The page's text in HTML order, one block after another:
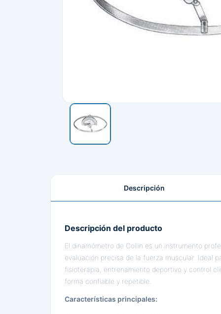
Descripción
Descripción del producto
El dinamómetro de Collin es un instrumento
evaluación precisa de la fuerza muscular. Ideal
fisioterapia, entrenamiento deportivo y control
forma confiable y repetible.
Características principales: